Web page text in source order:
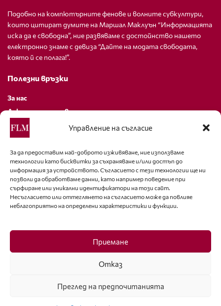
Управление на съгласие
За да предоставим най-доброто изживяване, ние използваме
технологии като бисквитки за съхраняване и/или достъп до
информация за устройството. Съгласието с тези технологии ще ни
позволи да обработваме данни, като например поведение при
сърфиране или уникални идентификатори на този сайт.
Несъгласието или оттеглянето на съгласието може да повлияе
неблагоприятно на определени характеристики и функции.
Приемане
Отказ
Преглед на предпочитанията
Подобно на компютърните фенове и волните субкултури,
които цитират думите на Маршал Маклуън “Информацията
иска да е свободна”, ние развяваме с достойнство нашето
електронно знаме с девиза “Дайте на модата свободата,
която й се полага!”.
Полезни връзки
За нас
Декларация за поверителност
Политика за бисквитки
За контакти
editor@fashion-lifestyle.net
+359 88 227 33 47
Последвайте ни
Facebook
ISSN 1314-8915 Copyright © 2007-2025 Ot igla do konetz Ltd. & Fashion.bg